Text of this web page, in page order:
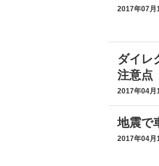
2017年07月
ダイレ
注意点
2017年04月
地震で
2017年04月